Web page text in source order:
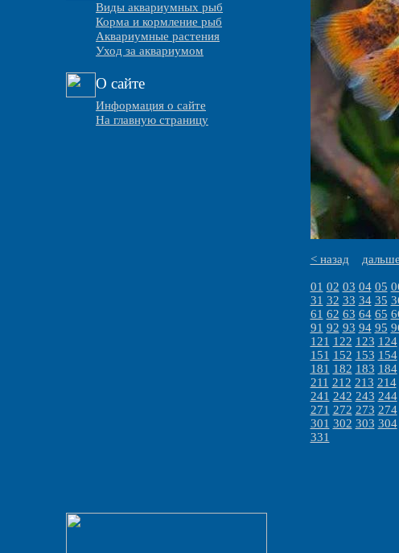
Виды аквариумных рыб
Корма и кормление рыб
Аквариумные растения
Уход за аквариумом
О сайте
Информация о сайте
На главную страницу
< назад
01 02 03 04 05
31 32 33 34 35
61 62 63 64 65
91 92 93 94 95
121 122 123 124
151 152 153 154
181 182 183 184
211 212 213 214
241 242 243 244
271 272 273 274
301 302 303 304
331